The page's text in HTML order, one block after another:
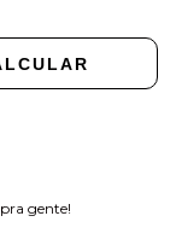
gente!